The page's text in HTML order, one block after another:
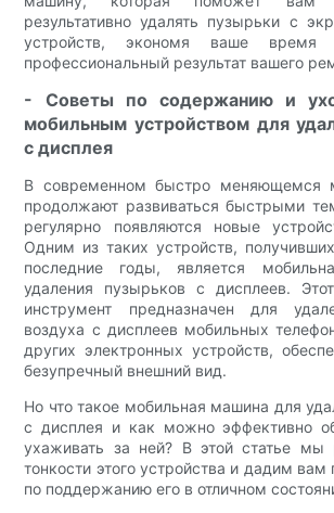
результативно удалять пузырьки с
устройств, экономя ваше время
профессиональный результат вашего
- Советы по содержанию и
мобильным устройством для
с дисплея
В современном быстро меняющемся
продолжают развиваться быстрыми
регулярно появляются новые
Одним из таких устройств,
последние годы, является
удаления пузырьков с дисплеев.
инструмент предназначен для
воздуха с дисплеев мобильных
других электронных устройств,
безупречный внешний вид.
Но что такое мобильная машина для
с дисплея и как можно эффективно
ухаживать за ней? В этой статье мы
тонкости этого устройства и дадим
по поддержанию его в отличном